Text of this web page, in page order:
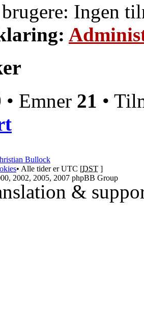
Ingen
• Emner 21 •
Bullock
• Alle tider er UTC [DST ]
2002, 2005, 2007 phpBB Group
&